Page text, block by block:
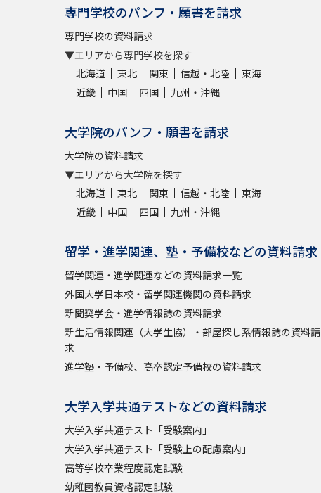
専門学校のパンフ・願書を請求
専門学校の資料請求
▼エリアから専門学校を探す
北海道
東北 関東 信越・北陸
東海
近畿
中国 四国 九州・沖縄
大学院のパンフ・願書を請求
大学院の資料請求
▼エリアから大学院を探す
北海道
東北 関東 信越・北陸
東海
近畿
中国 四国 九州・沖縄
留学・進学関連、塾・予備校などの資料請求
留学関連・進学関連などの資料請求一覧
外国大学日本校・留学関連機関の資料請求
新聞奨学会・進学情報誌の資料請求
新生活情報関連（大学生協）・部屋探し系情報誌の資料請
求
進学塾・予備校、高卒認定予備校の資料請求
大学入学共通テストなどの資料請求
大学入学共通テスト「受験案内」
大学入学共通テスト「受験上の配慮案内」
高等学校卒業程度認定試験
幼稚園教員資格認定試験